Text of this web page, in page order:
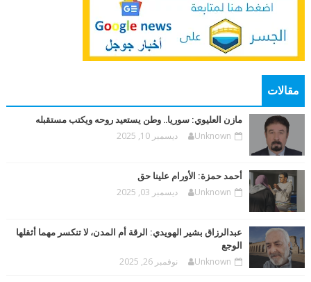
مقالات
مازن العليوي: سوريا.. وطن يستعيد روحه ويكتب مستقبله
Unknown ديسمبر 10, 2025
أحمد حمزة: الأورام علينا حق
Unknown ديسمبر 03, 2025
عبدالرزاق بشير الهويدي: الرقة أم المدن، لا تنكسر مهما أثقلها
الوجع
Unknown نوفمبر 26, 2025